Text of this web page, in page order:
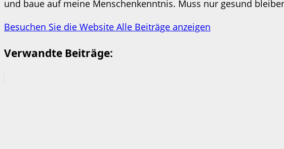
und baue auf meine Menschenkenntnis. Muss nur gesund
Besuchen Sie die Website Alle Beiträge anzeigen
Verwandte Beiträge: